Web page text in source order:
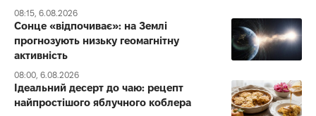
08:15, 6.08.2026
Сонце «відпочиває»: на Землі
прогнозують низьку геомагнітну
активність
08:00, 6.08.2026
Ідеальний десерт до чаю: рецепт
найпростішого яблучного коблера